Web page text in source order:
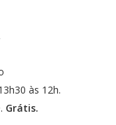
às 12h.
Grátis.